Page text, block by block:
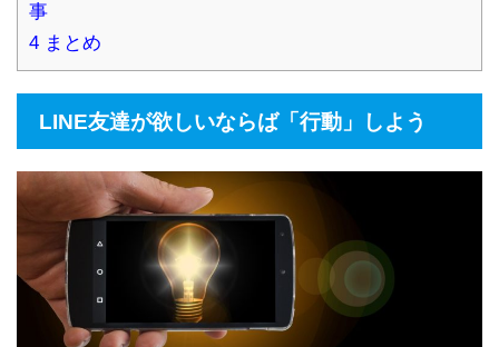
事
4 まとめ
LINE友達が欲しいならば「行動」しよう